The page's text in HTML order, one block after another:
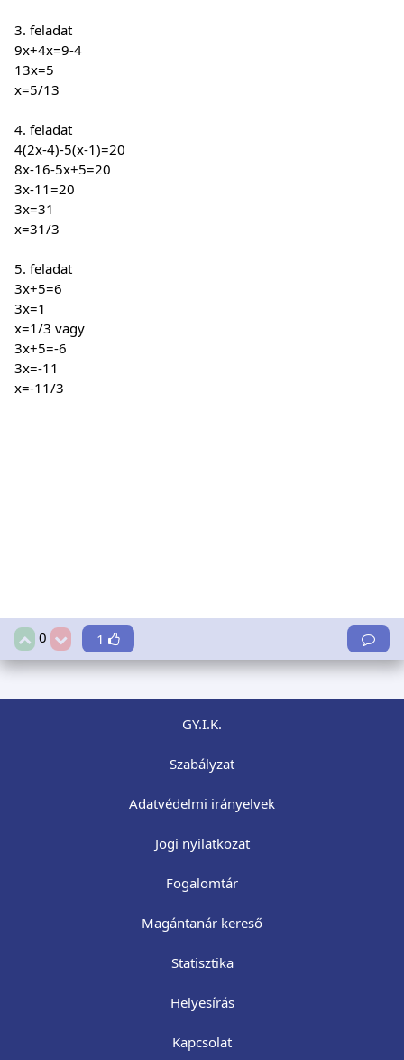
3. feladat
9x+4x=9-4
13x=5
x=5/13
4. feladat
4(2x-4)-5(x-1)=20
8x-16-5x+5=20
3x-11=20
3x=31
x=31/3
5. feladat
3x+5=6
3x=1
x=1/3 vagy
3x+5=-6
3x=-11
x=-11/3
0 1
GY.I.K.
Szabályzat
Adatvédelmi irányelvek
Jogi nyilatkozat
Fogalomtár
Magántanár kereső
Statisztika
Helyesírás
Kapcsolat